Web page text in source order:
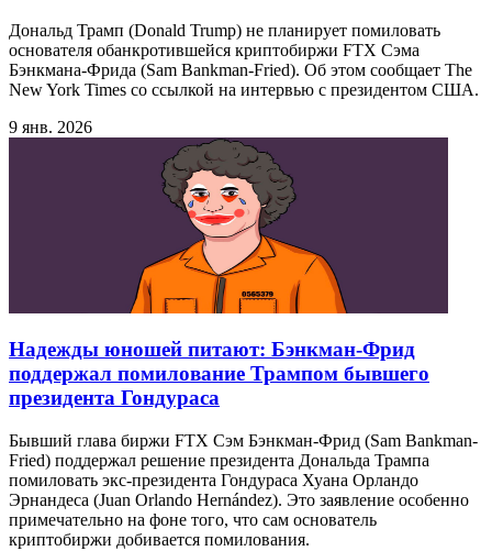
Дональд Трамп (Donald Trump) не планирует помиловать
основателя обанкротившейся криптобиржи FTX Сэма
Бэнкмана-Фрида (Sam Bankman-Fried). Об этом сообщает The
New York Times со ссылкой на интервью с президентом США.
9 янв. 2026
Надежды юношей питают: Бэнкман-Фрид
поддержал помилование Трампом бывшего
президента Гондураса
Бывший глава биржи FTX Сэм Бэнкман-Фрид (Sam Bankman-
Fried) поддержал решение президента Дональда Трампа
помиловать экс-президента Гондураса Хуана Орландо
Эрнандеса (Juan Orlando Hernández). Это заявление особенно
примечательно на фоне того, что сам основатель
криптобиржи добивается помилования.